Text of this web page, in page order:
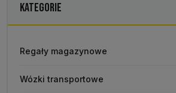
KATEGORIE
Regały magazynowe
Wózki transportowe